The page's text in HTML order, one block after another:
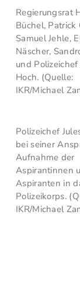
Regierungsrat
Büchel, Patrick
Samuel Jehle,
Näscher,
und Polizeichef
Hoch. (Quelle:
IKR/Michael
Polizeichef
bei seiner
Aufnahme der
Aspirantinnen
Aspiranten in
Polizeikorps.
IKR/Michael